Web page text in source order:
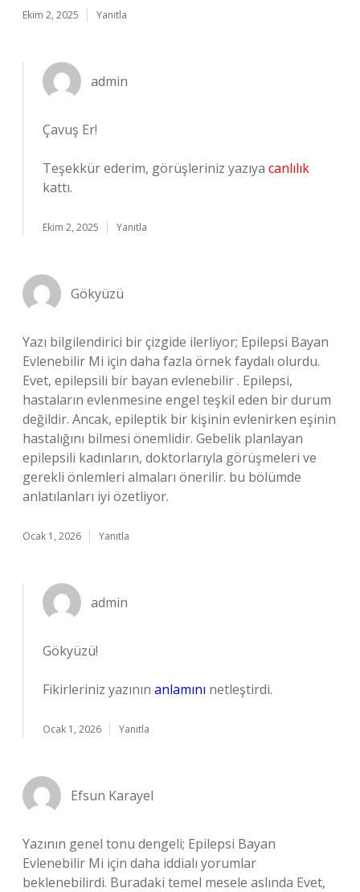
Ekim 2, 2025 Yanıtla
admin
Çavuş Er!
Teşekkür ederim, görüşleriniz yazıya canlılık
kattı.
Ekim 2, 2025 Yanıtla
Gökyüzü
Yazı bilgilendirici bir çizgide ilerliyor; Epilepsi Bayan
Evlenebilir Mi için daha fazla örnek faydalı olurdu.
Evet, epilepsili bir bayan evlenebilir . Epilepsi,
hastaların evlenmesine engel teşkil eden bir durum
değildir. Ancak, epileptik bir kişinin evlenirken eşinin
hastalığını bilmesi önemlidir. Gebelik planlayan
epilepsili kadınların, doktorlarıyla görüşmeleri ve
gerekli önlemleri almaları önerilir. bu bölümde
anlatılanları iyi özetliyor.
Ocak 1, 2026 Yanıtla
admin
Gökyüzü!
Fikirleriniz yazının anlamını netleştirdi.
Ocak 1, 2026 Yanıtla
Efsun Karayel
Yazının genel tonu dengeli; Epilepsi Bayan
Evlenebilir Mi için daha iddialı yorumlar
beklenebilirdi. Buradaki temel mesele aslında Evet,